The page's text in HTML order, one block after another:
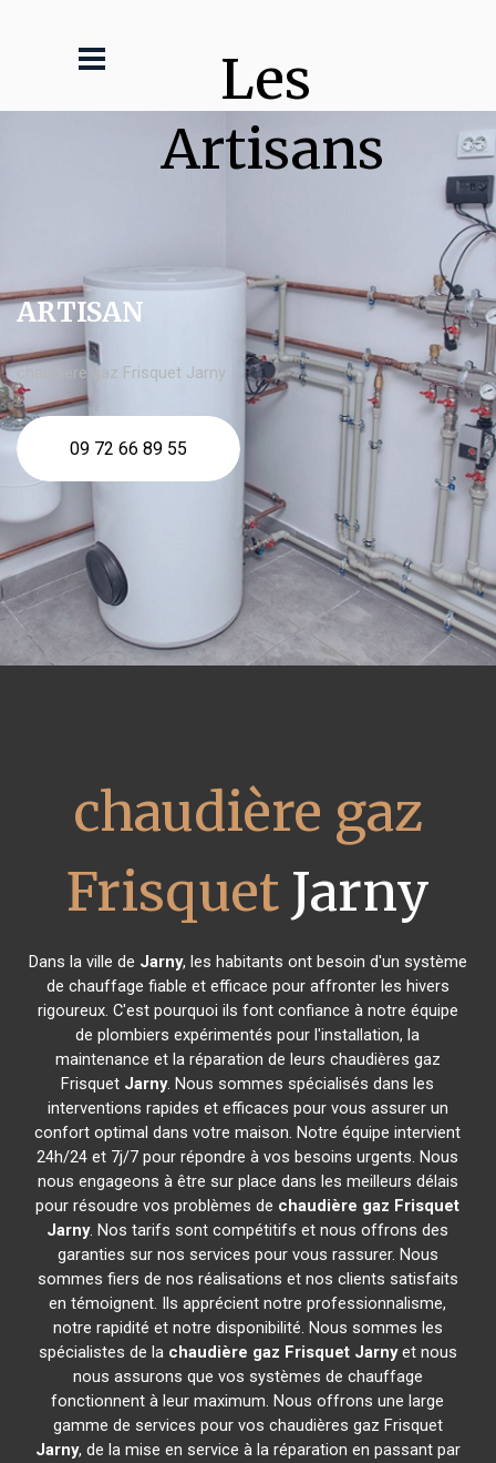
Les
Artisans
ARTISAN
chaudière gaz Frisquet Jarny
09 72 66 89 55
chaudière gaz
FrisquetJarny
Dans la ville de Jarny, les habitants ont besoin d'un système
de chauffage fiable et efficace pour affronter les hivers
rigoureux. C'est pourquoi ils font confiance à notre équipe
de plombiers expérimentés pour l'installation, la
maintenance et la réparation de leurs chaudières gaz
Frisquet Jarny. Nous sommes spécialisés dans les
interventions rapides et efficaces pour vous assurer un
confort optimal dans votre maison. Notre équipe intervient
24h/24 et 7j/7 pour répondre à vos besoins urgents. Nous
nous engageons à être sur place dans les meilleurs délais
pour résoudre vos problèmes de chaudière gaz Frisquet
Jarny. Nos tarifs sont compétitifs et nous offrons des
garanties sur nos services pour vous rassurer. Nous
sommes fiers de nos réalisations et nos clients satisfaits
en témoignent. Ils apprécient notre professionnalisme,
notre rapidité et notre disponibilité. Nous sommes les
spécialistes de la chaudière gaz Frisquet Jarnyet nous
nous assurons que vos systèmes de chauffage
fonctionnent à leur maximum. Nous offrons une large
gamme de services pour vos chaudières gaz Frisquet
Jarny, de la mise en service à la réparation en passant par